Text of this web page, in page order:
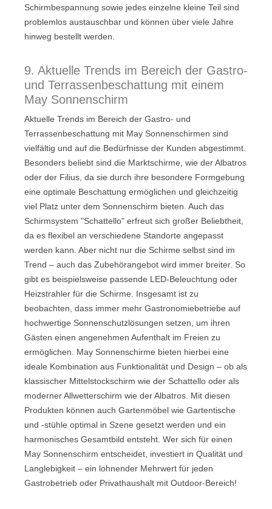
Schirmbespannung sowie jedes einzelne kleine Teil sind
problemlos austauschbar und können über viele Jahre
hinweg bestellt werden.
9. Aktuelle Trends im Bereich der Gastro-
und Terrassenbeschattung mit einem
May Sonnenschirm
Aktuelle Trends im Bereich der Gastro- und
Terrassenbeschattung mit May Sonnenschirmen sind
vielfältig und auf die Bedürfnisse der Kunden abgestimmt.
Besonders beliebt sind die Marktschirme, wie der Albatros
oder der Filius, da sie durch ihre besondere Formgebung
eine optimale Beschattung ermöglichen und gleichzeitig
viel Platz unter dem Sonnenschirm bieten. Auch das
Schirmsystem "Schattello" erfreut sich großer Beliebtheit,
da es flexibel an verschiedene Standorte angepasst
werden kann. Aber nicht nur die Schirme selbst sind im
Trend – auch das Zubehörangebot wird immer breiter. So
gibt es beispielsweise passende LED-Beleuchtung oder
Heizstrahler für die Schirme. Insgesamt ist zu
beobachten, dass immer mehr Gastronomiebetriebe auf
hochwertige Sonnenschutzlösungen setzen, um ihren
Gästen einen angenehmen Aufenthalt im Freien zu
ermöglichen. May Sonnenschirme bieten hierbei eine
ideale Kombination aus Funktionalität und Design – ob als
klassischer Mittelstockschirm wie der Schattello oder als
moderner Allwetterschirm wie der Albatros. Mit diesen
Produkten können auch Gartenmöbel wie Gartentische
und -stühle optimal in Szene gesetzt werden und ein
harmonisches Gesamtbild entsteht. Wer sich für einen
May Sonnenschirm entscheidet, investiert in Qualität und
Langlebigkeit – ein lohnender Mehrwert für jeden
Gastrobetrieb oder Privathaushalt mit Outdoor-Bereich!